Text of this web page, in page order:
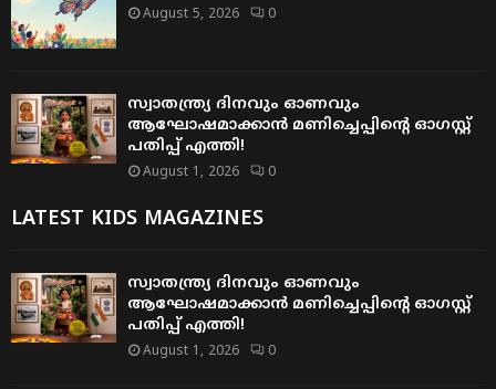
August 5, 2026 0
സ്വാതന്ത്ര്യ ദിനവും ഓണവും
ആഘോഷമാക്കാൻ മണിച്ചെപ്പിന്റെ ഓഗസ്റ്റ്
പതിപ്പ് എത്തി!
August 1, 2026 0
LATEST KIDS MAGAZINES
സ്വാതന്ത്ര്യ ദിനവും ഓണവും
ആഘോഷമാക്കാൻ മണിച്ചെപ്പിന്റെ ഓഗസ്റ്റ്
പതിപ്പ് എത്തി!
August 1, 2026 0